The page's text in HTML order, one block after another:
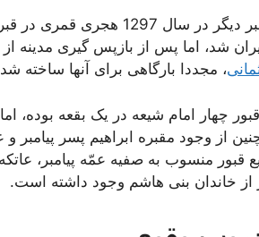
و چند قبر دیگر در سال 1297
شد، اما پس از بازپس گیری مدینه
، مجددا بارگاهی برای آنها ساخته
چهار امام شیعه در یک بقعه بوده،
از وجود مقبره ابراهیم پسر پیامبر و
قبور منسوب به صفیه عمّه پیامبر،
خاندان بنی هاشم وجود داشته است.